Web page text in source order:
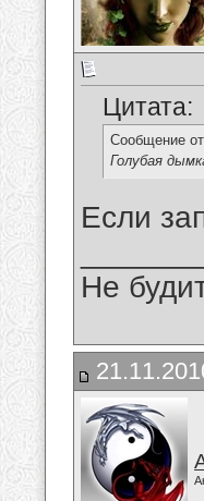
Цитата:
Сообщение от
Голубая
Если
Не